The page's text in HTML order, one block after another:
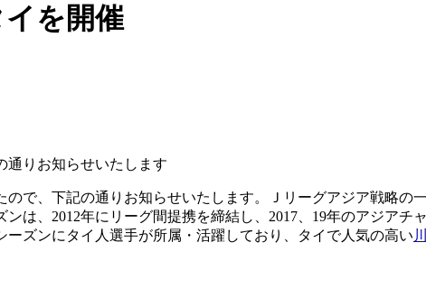
を開催
通りお知らせいたします
で、下記の通りお知らせいたします。Ｊリーグアジア戦略の
は、2012年にリーグ間提携を締結し、2017、19年のアジアチ
ズンにタイ人選手が所属・活躍しており、タイで人気の高い